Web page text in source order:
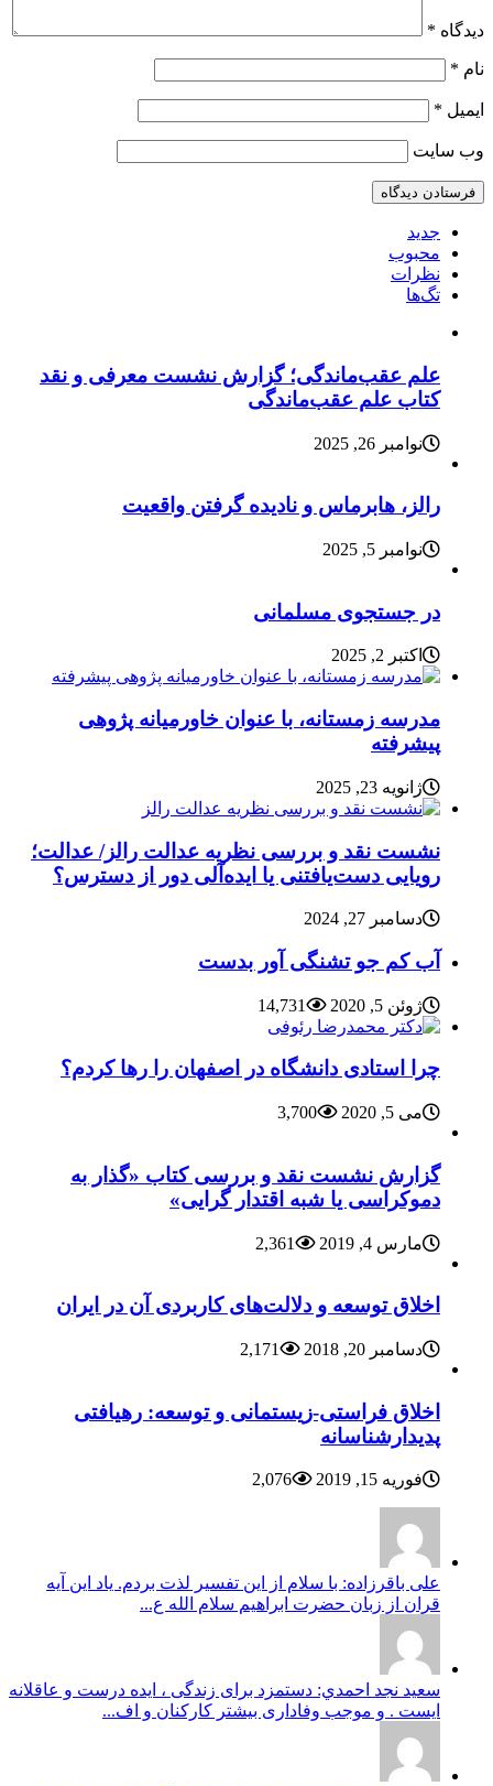
دیدگاه *
نام *
ایمیل *
وب‌ سایت
جدید
محبوب
نظرات
تگ‌ها
علم عقب‌ماندگی؛ گزارش نشست معرفی و نقد
کتاب علم عقب‌ماندگی
نوامبر 26, 2025
رالز، هابرماس و نادیده گرفتن واقعیت
نوامبر 5, 2025
در جستجوی مسلمانی
اکتبر 2, 2025
مدرسه زمستانه، با عنوان خاورمیانه پژوهی
پیشرفته
ژانویه 23, 2025
نشست نقد و بررسی نظریه عدالت رالز/ عدالت؛
رویایی دست‌یافتنی یا ایده‌آلی دور از دسترس؟
دسامبر 27, 2024
آب کم جو تشنگی آور بدست
ژوئن 5, 2020 14,731
چرا استادی دانشگاه در اصفهان را رها کردم؟
می 5, 2020 3,700
گزارش نشست نقد و بررسی کتاب «گذار به
دموکراسی یا شبه اقتدار گرایی»
مارس 4, 2019 2,361
اخلاق توسعه و دلالت‌های کاربردی آن در ایران
دسامبر 20, 2018 2,171
اخلاق فراستی-زیستمانی و توسعه: رهیافتی
پدیدارشناسانه
فوریه 15, 2019 2,076
علی باقرزاده: با سلام از این تفسیر لذت بردم. یاد این آیه
قران از زبان حضرت ابراهیم سلام الله ع...
سعيد نجد احمدي: دستمزد برای زندگی ، ایده درست و عاقلانه
ایست . و موجب وفاداری بیشتر کارکنان و اف...